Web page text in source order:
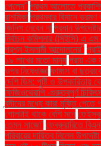
পেলেন" প্রথম আলোতে
রাশমিকা প্রথমবার বিমানে
জিনিস নেবেন না প্রধান
নির্বাচন কমিশনার (সিইসি) এ
প্রশ্ন ইসলামী আন্দোলনের"
১৯ লাখের মতো মানুষ প্রায় এক
ওপর নিষেধাজ্ঞা ফাঙ্গাস বা
দেশি ডিম: পুষ্টি ও উপকারিতায়
ফিজিওথেরাপি -গুরুত্বপূর্ণ
বন্দীদের মধ্যে কারা মুক্তি পেতে
গোলটাই থাকে বেশি মনে
তেমন সাজো’ ফেব্রুয়ারিতে
পরিবারের দায়িত্ব নিলেন